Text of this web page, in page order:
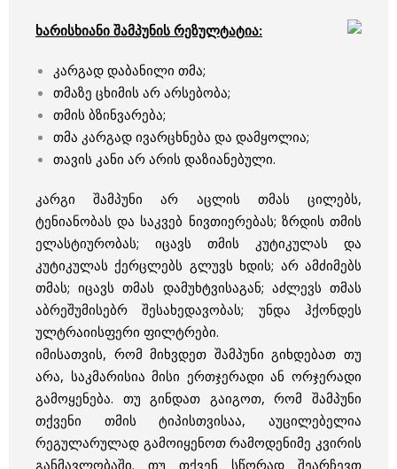
ხარისხიანი შამპუნის რეზულტატია:
კარგად დაბანილი თმა;
თმაზე ცხიმის არ არსებობა;
თმის ბზინვარება;
თმა კარგად ივარცხნება და დამყოლია;
თავის კანი არ არის დაზიანებული.
კარგი შამპუნი არ აცლის თმას ცილებს,
ტენიანობას და საკვებ ნივთიერებას; ზრდის თმის
ელასტიურობას; იცავს თმის კუტიკულას და
კუტიკულას ქერცლებს გლუვს ხდის; არ ამძიმებს
თმას; იცავს თმას დამუხტვისაგან; აძლევს თმას
აბრეშუმისებრ შესახედავობას; უნდა ჰქონდეს
ულტრაიისფერი ფილტრები.
იმისათვის, რომ მიხვდეთ შამპუნი გიხდებათ თუ
არა, საკმარისია მისი ერთჯერადი ან ორჯერადი
გამოყენება. თუ გინდათ გაიგოთ, რომ შამპუნი
თქვენი თმის ტიპისთვისაა, აუცილებელია
რეგულარულად გამოიყენოთ რამოდენიმე კვირის
განმავლობაში. თუ თქვენ სწორად შეარჩევთ